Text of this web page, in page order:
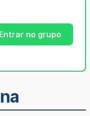
Entrar no grupo